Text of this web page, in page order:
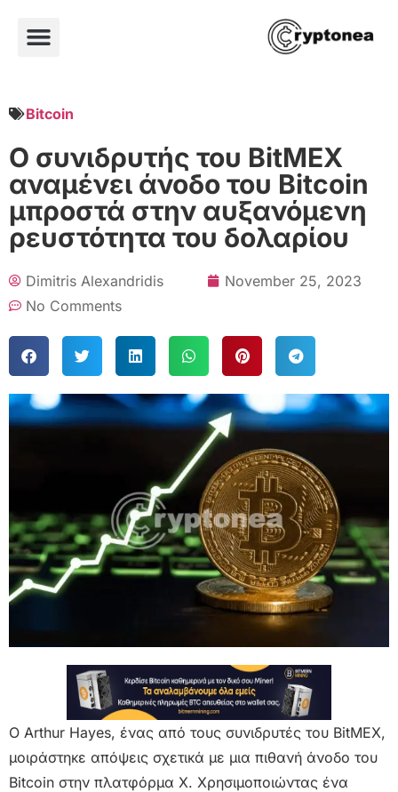
Bitcoin
Ο συνιδρυτής του BitMEX
αναμένει άνοδο του Bitcoin
μπροστά στην αυξανόμενη
ρευστότητα του δολαρίου
Dimitris Alexandridis
November 25, 2023
No Comments
Ο Arthur Hayes, ένας από τους συνιδρυτές του BitMEX,
μοιράστηκε απόψεις σχετικά με μια πιθανή άνοδο του
Bitcoin στην πλατφόρμα X. Χρησιμοποιώντας ένα